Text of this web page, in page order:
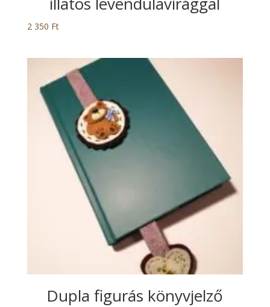
2 350 Ft
Dupla figurás könyvjelző